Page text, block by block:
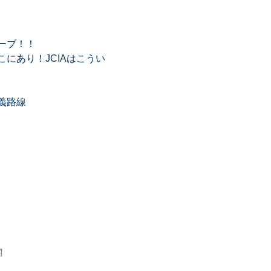
ブ！！
にあり！JCIAはこうい
路線